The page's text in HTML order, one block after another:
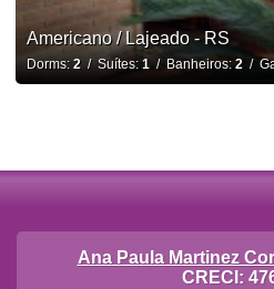
Americano / Lajeado - RS
Dorms: 2/ Suítes: 1/ Banheiros:2/
Ana Paula Martinez
CRECI: